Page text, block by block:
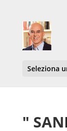
Seleziona
"